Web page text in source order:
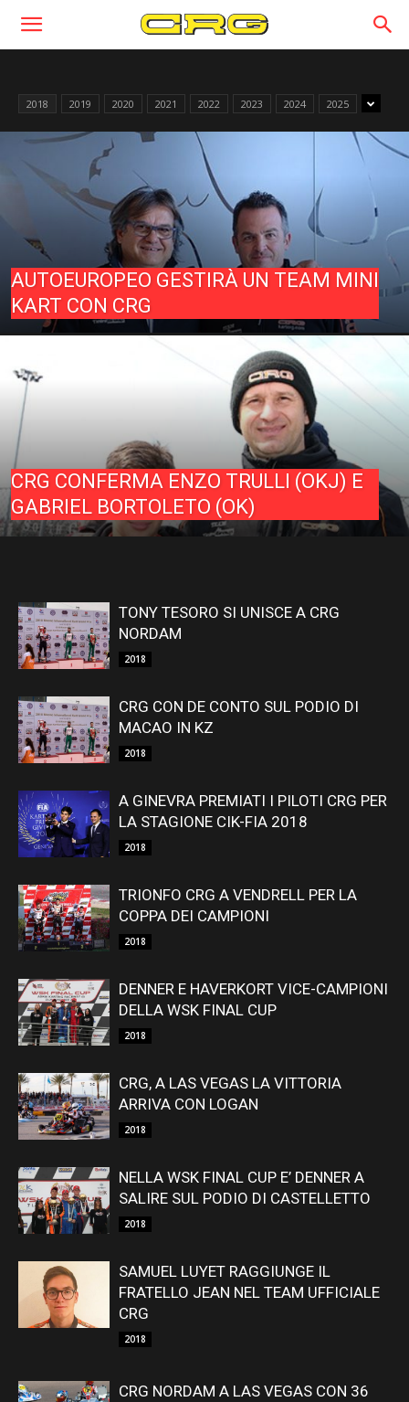
2018 2019 2020 2021 2022 2023 2024 2025
AUTOEUROPEO GESTIRÀ UN TEAM MINI
KART CON CRG
CRG CONFERMA ENZO TRULLI (OKJ) E
GABRIEL BORTOLETO (OK)
TONY TESORO SI UNISCE A CRG
NORDAM
2018
CRG CON DE CONTO SUL PODIO DI
MACAO IN KZ
2018
A GINEVRA PREMIATI I PILOTI CRG PER
LA STAGIONE CIK-FIA 2018
2018
TRIONFO CRG A VENDRELL PER LA
COPPA DEI CAMPIONI
2018
DENNER E HAVERKORT VICE-CAMPIONI
DELLA WSK FINAL CUP
2018
CRG, A LAS VEGAS LA VITTORIA
ARRIVA CON LOGAN
2018
NELLA WSK FINAL CUP E’ DENNER A
SALIRE SUL PODIO DI CASTELLETTO
2018
SAMUEL LUYET RAGGIUNGE IL
FRATELLO JEAN NEL TEAM UFFICIALE
CRG
2018
CRG NORDAM A LAS VEGAS CON 36